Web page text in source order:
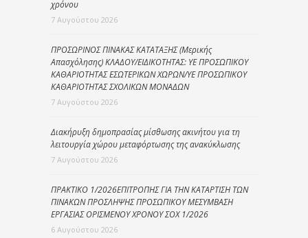
χρόνου
7 Αυγούστου 2026
ΠΡΟΣΩΡΙΝΟΣ ΠΙΝΑΚΑΣ ΚΑΤΑΤΑΞΗΣ (Μερικής
Απασχόλησης) ΚΛΑΔΟΥ/ΕΙΔΙΚΟΤΗΤΑΣ: ΥΕ ΠΡΟΣΩΠΙΚΟΥ
ΚΑΘΑΡΙΟΤΗΤΑΣ ΕΣΩΤΕΡΙΚΩΝ ΧΩΡΩΝ/ΥΕ ΠΡΟΣΩΠΙΚΟΥ
ΚΑΘΑΡΙΟΤΗΤΑΣ ΣΧΟΛΙΚΩΝ ΜΟΝΑΔΩΝ
7 Αυγούστου 2026
Διακήρυξη δημοπρασίας μίσθωσης ακινήτου για τη
λειτουργία χώρου μεταφόρτωσης της ανακύκλωσης
7 Αυγούστου 2026
ΠΡΑΚΤΙΚΟ 1/2026ΕΠΙΤΡΟΠΗΣ ΓΙΑ ΤΗΝ ΚΑΤΑΡΤΙΣΗ ΤΩΝ
ΠΙΝΑΚΩΝ ΠΡΟΣΛΗΨΗΣ ΠΡΟΣΩΠΙΚΟΥ ΜΕΣΥΜΒΑΣΗ
ΕΡΓΑΣΙΑΣ ΟΡΙΣΜΕΝΟΥ ΧΡΟΝΟΥ ΣΟΧ 1/2026
6 Αυγούστου 2026